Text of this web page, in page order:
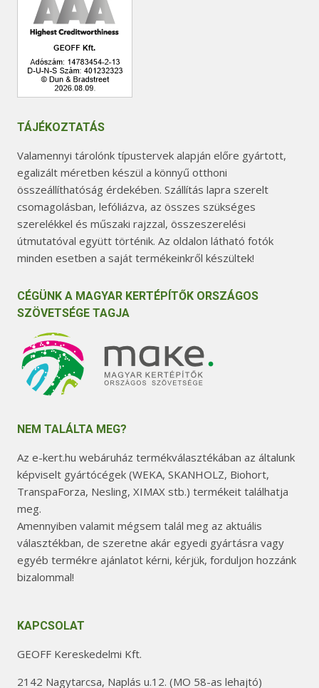
TÁJÉKOZTATÁS
Valamennyi tárolónk típustervek alapján előre gyártott,
egalizált méretben készül a könnyű otthoni
összeállíthatóság érdekében. Szállítás lapra szerelt
csomagolásban, lefóliázva, az összes szükséges
szerelékkel és műszaki rajzzal, összeszerelési
útmutatóval együtt történik. Az oldalon látható fotók
minden esetben a saját termékeinkről készültek!
CÉGÜNK A MAGYAR KERTÉPÍTŐK ORSZÁGOS
SZÖVETSÉGE TAGJA
NEM TALÁLTA MEG?
Az e-kert.hu webáruház termékválasztékában az általunk
képviselt gyártócégek (WEKA, SKANHOLZ, Biohort,
TranspaForza, Nesling, XIMAX stb.) termékeit találhatja
meg.
Amennyiben valamit mégsem talál meg az aktuális
választékban, de szeretne akár egyedi gyártásra vagy
egyéb termékre ajánlatot kérni, kérjük, forduljon hozzánk
bizalommal!
KAPCSOLAT
GEOFF Kereskedelmi Kft.
2142 Nagytarcsa, Naplás u.12. (MO 58-as lehajtó)